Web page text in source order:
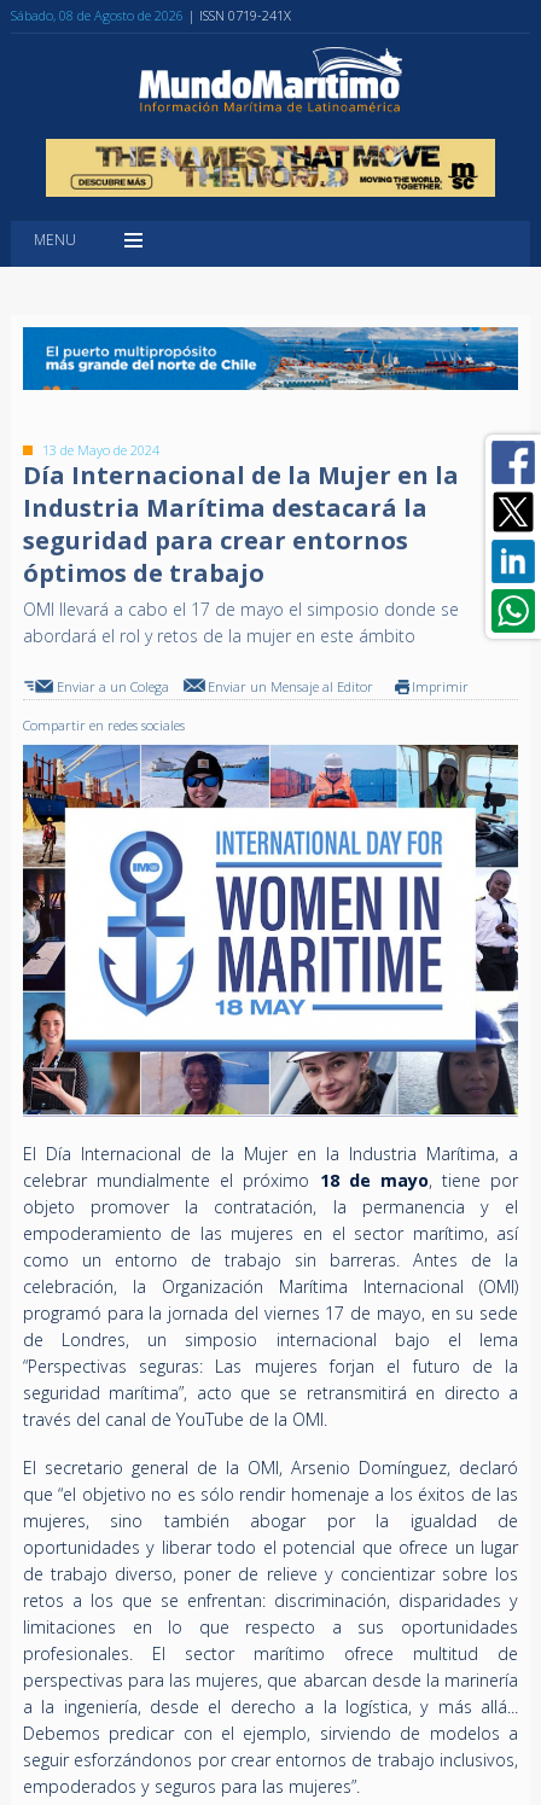
Sábado, 08 de Agosto de 2026 | ISSN 0719-241X
MENU
13 de Mayo de 2024
Día Internacional de la Mujer en la
Industria Marítima destacará la
seguridad para crear entornos
óptimos de trabajo
OMI llevará a cabo el 17 de mayo el simposio donde se
abordará el rol y retos de la mujer en este ámbito
Enviar a un Colega Enviar un Mensaje al Editor Imprimir
Compartir en redes sociales
El Día Internacional de la Mujer en la Industria Marítima, a
celebrar mundialmente el próximo 18 de mayo, tiene por
objeto promover la contratación, la permanencia y el
empoderamiento de las mujeres en el sector marítimo, así
como un entorno de trabajo sin barreras. Antes de la
celebración, la Organización Marítima Internacional (OMI)
programó para la jornada del viernes 17 de mayo, en su sede
de Londres, un simposio internacional bajo el lema
“Perspectivas seguras: Las mujeres forjan el futuro de la
seguridad marítima”, acto que se retransmitirá en directo a
través del canal de YouTube de la OMI.
El secretario general de la OMI, Arsenio Domínguez, declaró
que “el objetivo no es sólo rendir homenaje a los éxitos de las
mujeres, sino también abogar por la igualdad de
oportunidades y liberar todo el potencial que ofrece un lugar
de trabajo diverso, poner de relieve y concientizar sobre los
retos a los que se enfrentan: discriminación, disparidades y
limitaciones en lo que respecto a sus oportunidades
profesionales. El sector marítimo ofrece multitud de
perspectivas para las mujeres, que abarcan desde la marinería
a la ingeniería, desde el derecho a la logística, y más allá...
Debemos predicar con el ejemplo, sirviendo de modelos a
seguir esforzándonos por crear entornos de trabajo inclusivos,
empoderados y seguros para las mujeres”.